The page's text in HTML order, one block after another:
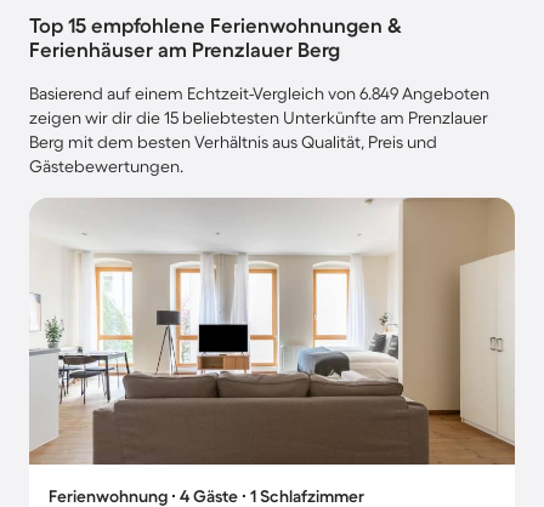
Top 15 empfohlene Ferienwohnungen &
Ferienhäuser am Prenzlauer Berg
Basierend auf einem Echtzeit-Vergleich von 6.849 Angeboten
zeigen wir dir die 15 beliebtesten Unterkünfte am Prenzlauer
Berg mit dem besten Verhältnis aus Qualität, Preis und
Gästebewertungen.
Ferienwohnung ∙ 4 Gäste ∙ 1 Schlafzimmer